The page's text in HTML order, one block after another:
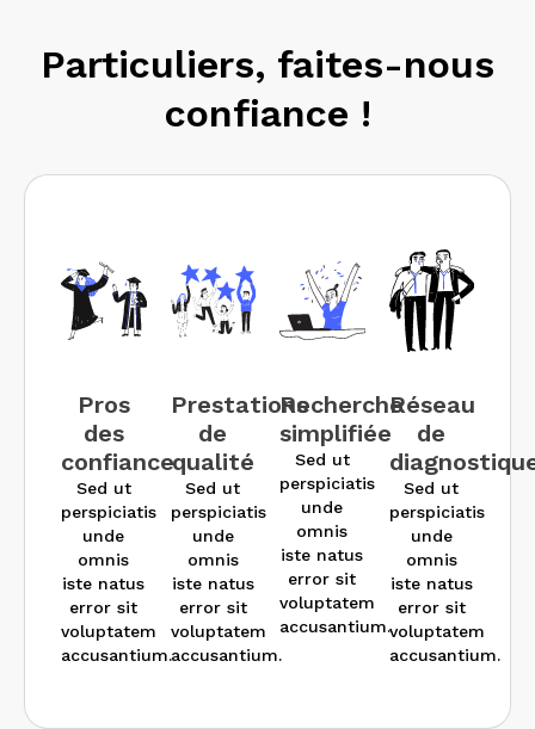
Particuliers, faites-nous
confiance !
Pros
des
confiance
Sed ut
perspiciatis
unde
omnis
iste natus
error sit
voluptatem
accusantium.
Prestations
de
qualité
Sed ut
perspiciatis
unde
omnis
iste natus
error sit
voluptatem
accusantium.
Recherche
simplifiée
Sed ut
perspiciatis
unde
omnis
iste natus
error sit
voluptatem
accusantium.
Réseau
de
Sed ut
perspiciatis
unde
omnis
iste natus
error sit
voluptatem
accusantium.